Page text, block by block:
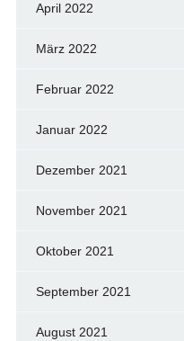
April 2022
März 2022
Februar 2022
Januar 2022
Dezember 2021
November 2021
Oktober 2021
September 2021
August 2021